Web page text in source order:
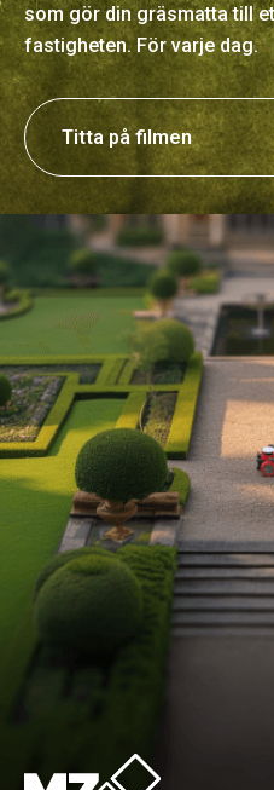
som gör din gräsmatta till
fastigheten. För varje dag.
Titta på filmen